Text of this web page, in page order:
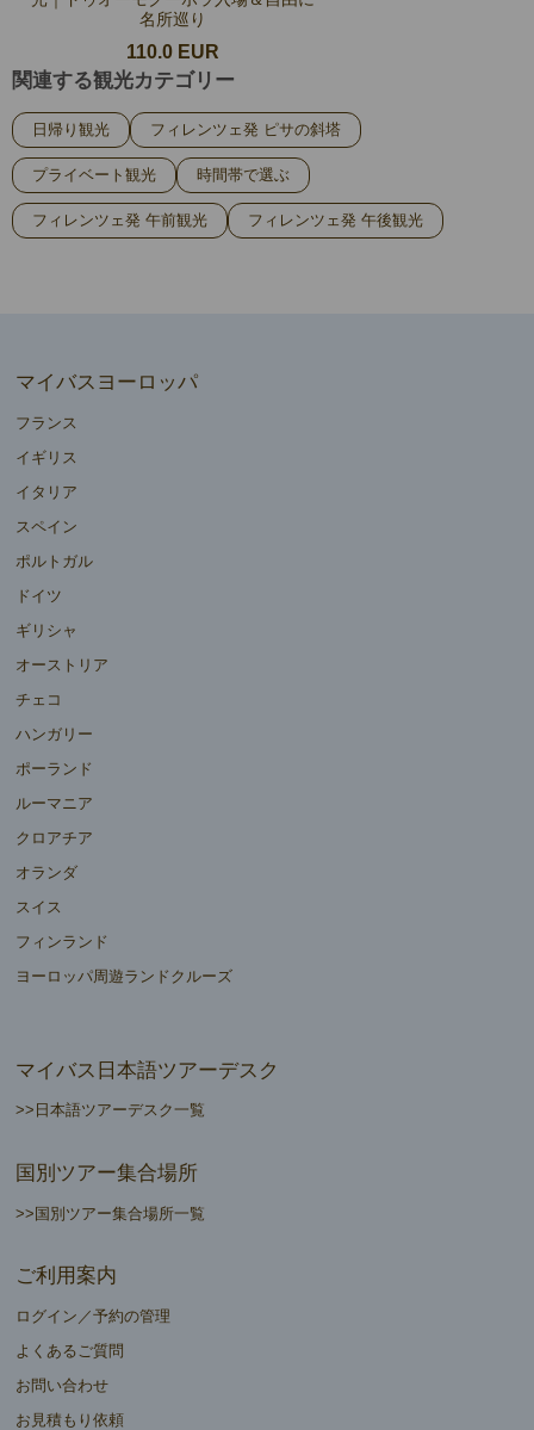
名所巡り
110.0 EUR
関連する観光カテゴリー
日帰り観光 フィレンツェ発 ピサの斜塔
プライベート観光 時間帯で選ぶ
フィレンツェ発 午前観光 フィレンツェ発 午後観光
マイバスヨーロッパ
フランス
イギリス
イタリア
スペイン
ポルトガル
ドイツ
ギリシャ
オーストリア
チェコ
ハンガリー
ポーランド
ルーマニア
クロアチア
オランダ
スイス
フィンランド
ヨーロッパ周遊ランドクルーズ
マイバス日本語ツアーデスク
>>日本語ツアーデスク一覧
国別ツアー集合場所
>>国別ツアー集合場所一覧
ご利用案内
ログイン／予約の管理
よくあるご質問
お問い合わせ
お見積もり依頼